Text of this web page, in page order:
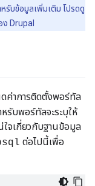
รับข้อมูลเพิ่มเติม โปรดดู
ง Drupal
ค่าการติดตั้งพอร์ทัล
รับพอร์ทัลจะระบุให้
ใจเกี่ยวกับฐานข้อมูล
ต่อไปนี้เพื่อ